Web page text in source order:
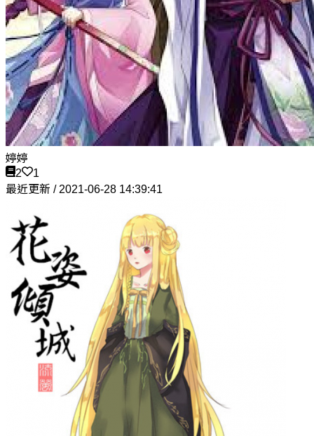
婷婷
2
1
最近更新 / 2021-06-28 14:39:41